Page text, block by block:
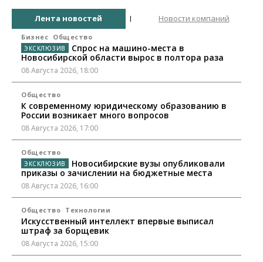
Лента новостей Новости компаний
Бизнес Общество
Спрос на машино-места в
Новосибирской области вырос в полтора раза
08 Августа 2026, 18:00
Общество
К современному юридическому образованию в
России возникает много вопросов
08 Августа 2026, 17:00
Общество
Новосибирские вузы опубликовали
приказы о зачислении на бюджетные места
08 Августа 2026, 16:00
Общество Технологии
Искусственный интеллект впервые выписал
штраф за борщевик
08 Августа 2026, 15:00